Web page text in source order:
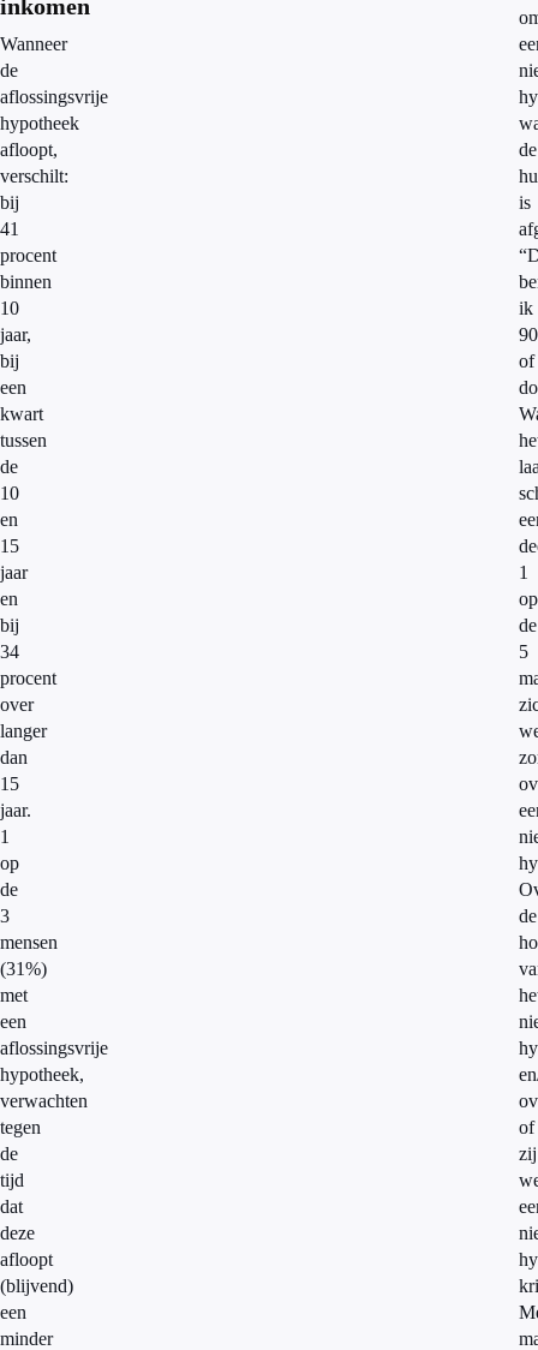
inkomen
Wanneer
de
aflossingsvrije
hypotheek
afloopt,
verschilt:
bij
41
procent
binnen
10
jaar,
bij
een
kwart
tussen
de
10
en
15
jaar
en
bij
34
procent
over
langer
dan
15
jaar.
1
op
de
3
mensen
(31%)
met
een
aflossingsvrije
hypotheek,
verwachten
tegen
de
tijd
dat
deze
afloopt
(blijvend)
een
minder
de
is
ik
90
of
1
op
de
5
de
of
zij